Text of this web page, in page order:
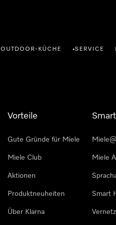
OUTDOOR-KÜCHE •SERVICE
Vorteile
Gute Gründe für Miele
Miele Club
Aktionen
Produktneuheiten
Über Klarna
Miele
Smart